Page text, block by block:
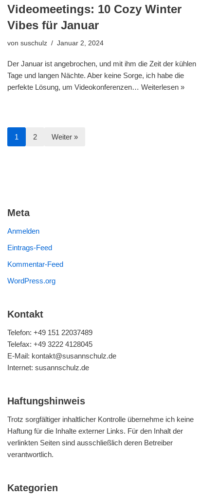
Videomeetings: 10 Cozy Winter
Vibes für Januar
von suschulz Januar 2, 2024
Der Januar ist angebrochen, und mit ihm die Zeit der kühlen
Tage und langen Nächte. Aber keine Sorge, ich habe die
perfekte Lösung, um Videokonferenzen… Weiterlesen »
1 2 Weiter »
Meta
Anmelden
Eintrags-Feed
Kommentar-Feed
WordPress.org
Kontakt
Telefon: +49 151 22037489
Telefax: +49 3222 4128045
E-Mail: kontakt@susannschulz.de
Internet: susannschulz.de
Haftungshinweis
Trotz sorgfältiger inhaltlicher Kontrolle übernehme ich keine
Haftung für die Inhalte externer Links. Für den Inhalt der
verlinkten Seiten sind ausschließlich deren Betreiber
verantwortlich.
Kategorien